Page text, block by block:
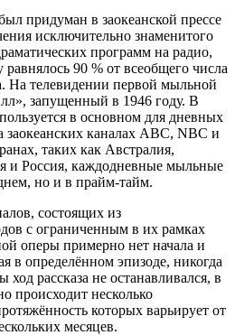
придуман в заокеанской прессе
исключительно знаменитого
программ на радио,
90 % от всеобщего числа
На телевидении первой мыльной
запущенный в 1946 году. В
в основном для дневных
заокеанских каналах ABC, NBC и
таких как Австралия,
и Россия, каждодневные мыльные
но и в прайм-тайм.
состоящих из
с ограниченным в их рамках
оперы примерно нет начала и
в определённом эпизоде, никогда
рассказа не останавливался, в
происходит несколько
которых варьирует от
месяцев.